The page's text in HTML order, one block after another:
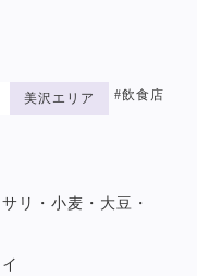
美沢エリア #飲食店
リ・小麦・大豆・